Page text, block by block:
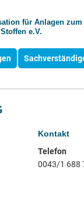
für Anlagen zum
e.V.
Kontakt
Telefon
0043/1 688